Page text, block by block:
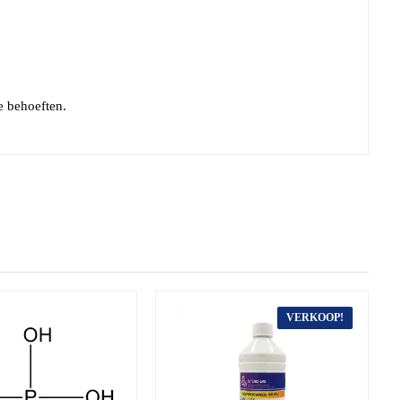
behoeften.
VERKOOP!